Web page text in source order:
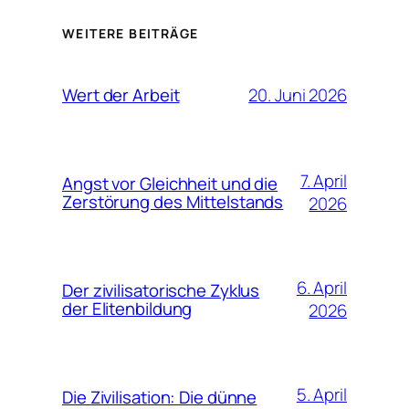
WEITERE BEITRÄGE
Wert der Arbeit 20. Juni 2026
Angst vor Gleichheit und die
Zerstörung des Mittelstands
7. April
2026
Der zivilisatorische Zyklus
der Elitenbildung
6. April
2026
Die Zivilisation: Die dünne
5. April